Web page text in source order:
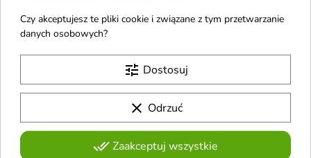
Kosmetyki do solarium
Kosmetyki po opalaniu
Samoopalacze
Suplementy wspomagające opalanie
Czy akceptujesz te pliki cookie i związane z tym przetwarzanie
danych osobowych?
tune Dostosuj
clear Odrzuć
done_allZaakceptuj wszystkie